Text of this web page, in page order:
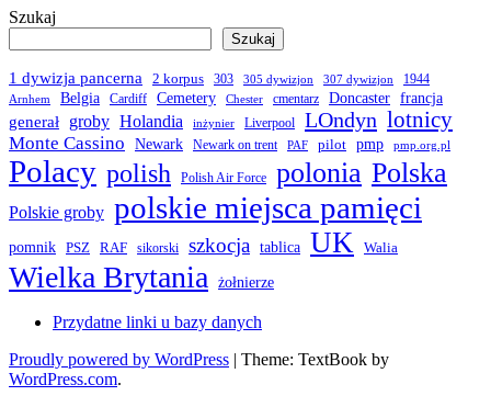
Szukaj
Szukaj
1 dywizja pancerna 2 korpus 303 305 dywizjon 307 dywizjon 1944
Arnhem Belgia Cardiff Cemetery Chester cmentarz Doncaster francja
generał
groby Holandia inżynier Liverpool LOndyn lotnicy
Monte Cassino Newark Newark on trent PAF pilot pmp pmp.org.pl
Polacy polish Polish Air Force polonia Polska
Polskie groby polskie miejsca pamięci
pomnik PSZ RAF sikorski szkocja tablica UK Walia
Wielka Brytania żołnierze
Przydatne linki u bazy danych
Proudly powered by WordPress | Theme: TextBook by
WordPress.com.